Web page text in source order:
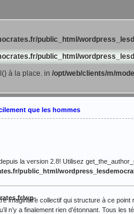
public_html/
public_html/
à la place. in /opt/web/clients/m/
wp-
que les hommes
la version 2.8! Utilisez
public_html/
imaginaire collectif qui structure à ce
n’y a finalement rien d’étonnant. Tous